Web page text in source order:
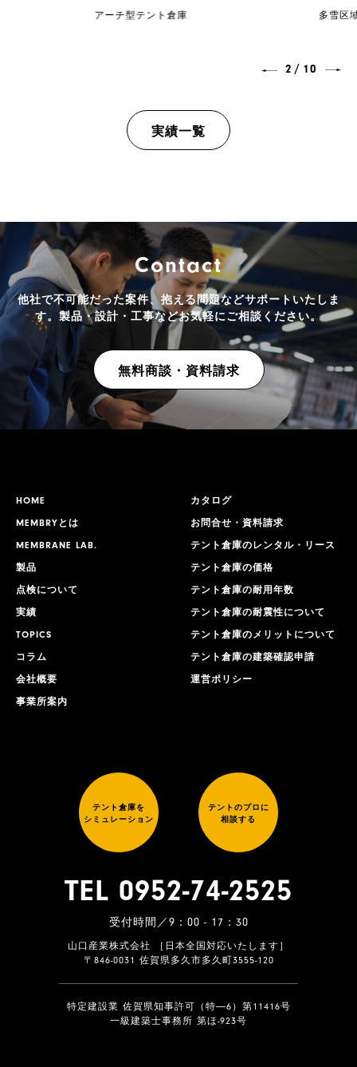
アーチ型テント倉庫 多雪区
2 / 10
実績一覧
Contact
他社で不可能だった案件、抱える問題などサポートいたしま
す。 製品・設計・工事などお気軽にご相談ください。
無料商談・資料請求
HOME
MEMBRYとは
MEMBRANE LAB.
製品
点検について
実績
TOPICS
コラム
会社概要
事業所案内
カタログ
お問合せ・資料請求
テント倉庫のレンタル・リース
テント倉庫の価格
テント倉庫の耐用年数
テント倉庫の耐震性について
テント倉庫のメリットについて
テント倉庫の建築確認申請
運営ポリシー
テント倉庫を
シミュレーション
テントのプロに
相談する
TEL 0952-74-2525
受付時間／9：00 - 17：30
山口産業株式会社 ［日本全国対応いたします］
〒846-0031 佐賀県多久市多久町3555-120
特定建設業 佐賀県知事許可（特―6）第11416号
一級建築士事務所 第ほ-923号